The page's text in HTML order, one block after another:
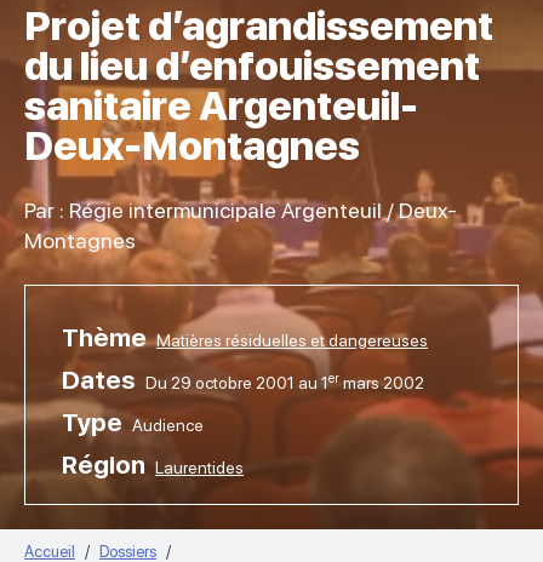
Projet d’agrandissement
du lieu d’enfouissement
sanitaire Argenteuil-
Deux-Montagnes
Par : Régie intermunicipale Argenteuil / Deux-
Montagnes
Thème Matières résiduelles et dangereuses
Dates Du 29 octobre 2001 au 1er mars 2002
Type Audience
Région Laurentides
Accueil
Dossiers